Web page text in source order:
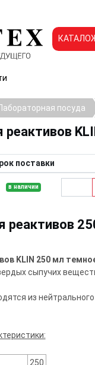
посуда
реактивов
поставки
в наличии
реактивов
KLIN 250 мл
сыпучих
из
250